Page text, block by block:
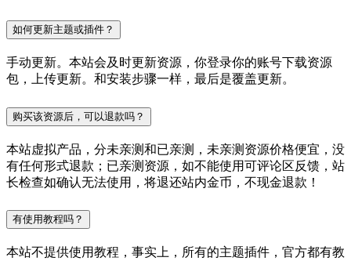
如何更新主题或插件？
手动更新。本站会及时更新资源，你登录你的账号下载资源
包，上传更新。和安装步骤一样，最后是覆盖更新。
购买该资源后，可以退款吗？
本站虚拟产品，分未亲测和已亲测，未亲测资源价格便宜，没
有任何形式退款；已亲测资源，如不能使用可评论区反馈，站
长检查如确认无法使用，将退还站内金币，不现金退款！
有使用教程吗？
本站不提供使用教程，事实上，所有的主题插件，官方都有教